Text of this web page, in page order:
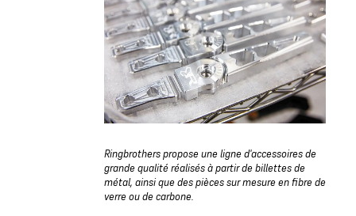
Ringbrothers propose une ligne d'accessoires de
grande qualité réalisés à partir de billettes de
métal, ainsi que des pièces sur mesure en fibre de
verre ou de carbone.